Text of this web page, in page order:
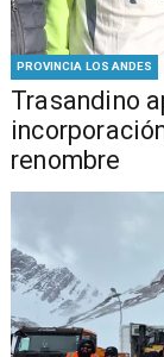
PROVINCIA LOS ANDES
Trasandino
renombre